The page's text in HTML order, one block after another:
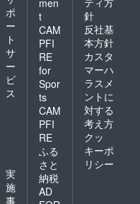
ポ
ー
ト
サ
ー
ビ
ス
実
施
事
t
CAM
PFI
RE
for
Spor
ts
CAM
PFI
RE
ふる
さと
納税
AD
針
反社基
本方針
カスタ
マーハ
ラスメ
ントに
対する
考え方
クッ
キーポ
リシー